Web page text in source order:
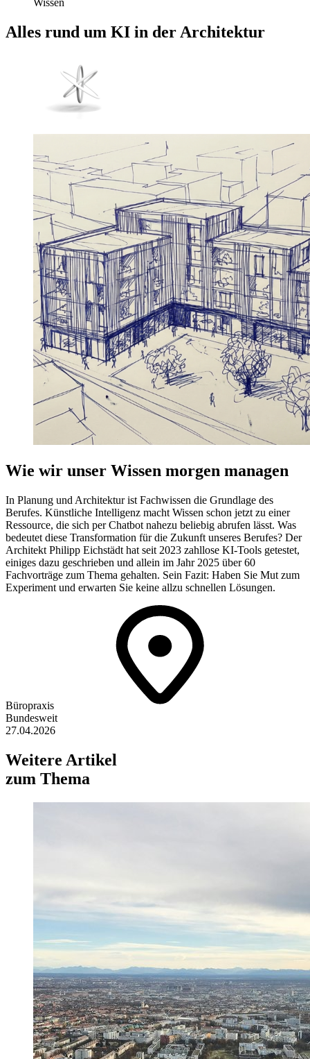
Wissen
Alles rund um KI in der Architektur
Wie wir unser Wissen morgen managen
In Planung und Architektur ist Fachwissen die Grundlage des
Berufes. Künstliche Intelligenz macht Wissen schon jetzt zu einer
Ressource, die sich per Chatbot nahezu beliebig abrufen lässt. Was
bedeutet diese Transformation für die Zukunft unseres Berufes? Der
Architekt Philipp Eichstädt hat seit 2023 zahllose KI-Tools getestet,
einiges dazu geschrieben und allein im Jahr 2025 über 60
Fachvorträge zum Thema gehalten. Sein Fazit: Haben Sie Mut zum
Experiment und erwarten Sie keine allzu schnellen Lösungen.
Büropraxis
Bundesweit
27.04.2026
Weitere Artikel
zum Thema